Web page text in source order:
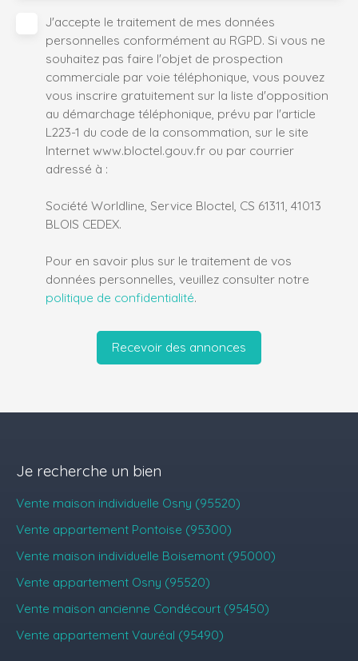
J'accepte le traitement de mes données
personnelles conformément au RGPD. Si vous ne
souhaitez pas faire l'objet de prospection
commerciale par voie téléphonique, vous pouvez
vous inscrire gratuitement sur la liste d'opposition
au démarchage téléphonique, prévu par l'article
L223-1 du code de la consommation, sur le site
Internet www.bloctel.gouv.fr ou par courrier
adressé à :
Société Worldline, Service Bloctel, CS 61311, 41013
BLOIS CEDEX.
Pour en savoir plus sur le traitement de vos
données personnelles, veuillez consulter notre
politique de confidentialité.
Recevoir des annonces
Je recherche un bien
Vente maison individuelle Osny (95520)
Vente appartement Pontoise (95300)
Vente maison individuelle Boisemont (95000)
Vente appartement Osny (95520)
Vente maison ancienne Condécourt (95450)
Vente appartement Vauréal (95490)